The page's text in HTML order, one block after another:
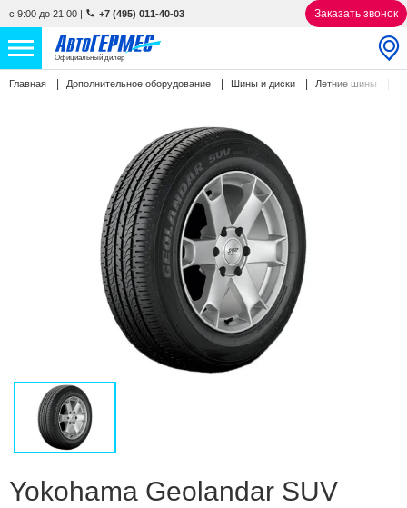
с 9:00 до 21:00 | +7 (495) 011-40-03 Заказать звонок
Официальный дилер
НОВЫЕ АВТОМОБИЛИ 4834 авто
О КОМПАНИИ
Избранное
Сравнение
Личный кабинет
Главная Дополнительное оборудование Шины и диски Летние шины
Yokohama Geolandar SUV